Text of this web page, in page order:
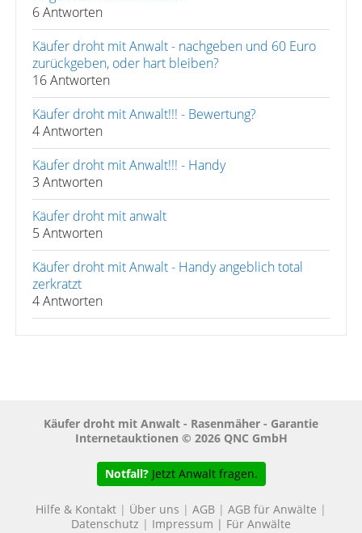
6 Antworten
Käufer droht mit Anwalt - nachgeben und 60 Euro
zurückgeben, oder hart bleiben?
16 Antworten
Käufer droht mit Anwalt!!! - Bewertung?
4 Antworten
Käufer droht mit Anwalt!!! - Handy
3 Antworten
Käufer droht mit anwalt
5 Antworten
Käufer droht mit Anwalt - Handy angeblich total
zerkratzt
4 Antworten
Käufer droht mit Anwalt - Rasenmäher - Garantie
Internetauktionen © 2026 QNC GmbH
Notfall? Jetzt Anwalt fragen.
Hilfe & Kontakt | Über uns | AGB | AGB für Anwälte |
Datenschutz | Impressum | Für Anwälte